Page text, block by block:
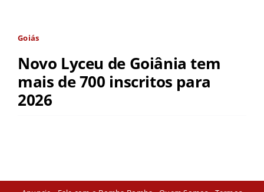
Goiás
Novo Lyceu de Goiânia tem
mais de 700 inscritos para
2026